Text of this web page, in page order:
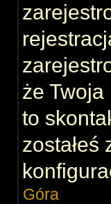
że Twoja
to
zostałeś
Góra